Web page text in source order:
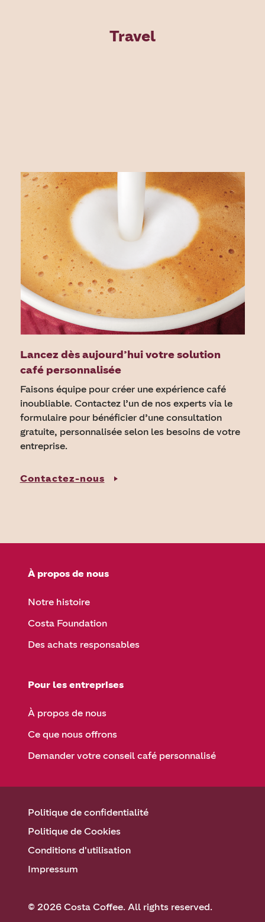
Travel
Lancez dès aujourd’hui votre solution
café personnalisée
Faisons équipe pour créer une expérience café
inoubliable. Contactez l’un de nos experts via le
formulaire pour bénéficier d’une consultation
gratuite, personnalisée selon les besoins de votre
entreprise.
Contactez-nous
À propos de nous
Notre histoire
Costa Foundation
Des achats responsables
Pour les entreprises
À propos de nous
Ce que nous offrons
Demander votre conseil café personnalisé
Politique de confidentialité
Politique de Cookies
Conditions d'utilisation
Impressum
© 2026 Costa Coffee. All rights reserved.